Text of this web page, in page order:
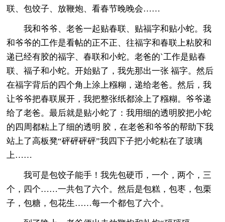
联、包饺子、放鞭炮、看春节晚晚会……
我和爷爷、老爸一起贴春联、贴福字和贴小蛇。我
和爷爷的工作是看帖的正不正、往福字和春联上粘胶和
递已经有胶的福字、春联和小蛇。老爸的`工作是贴春
联、福子和小蛇。开始贴了，我先那出一张 福字。然后
在福字背后的四个角上涂上糨糊，递给老爸。然后，我
让爷爷把春联展开，我把整张纸都涂上了糨糊。爷爷递
给了老爸。最后就是贴小蛇了：我用细的透明胶把小蛇
的四周都粘上了细的透明 胶，在老爸和爷爷的帮助下我
站上了高板凳“砰砰砰砰”我四下子把小蛇粘在了玻璃
上……
我可是包饺子能手！我先包硬币，一个，两个，三
个，四个……一共包了六个。然后是包糕，包枣，包栗
子，包糖，包花生……每一个都包了六个。